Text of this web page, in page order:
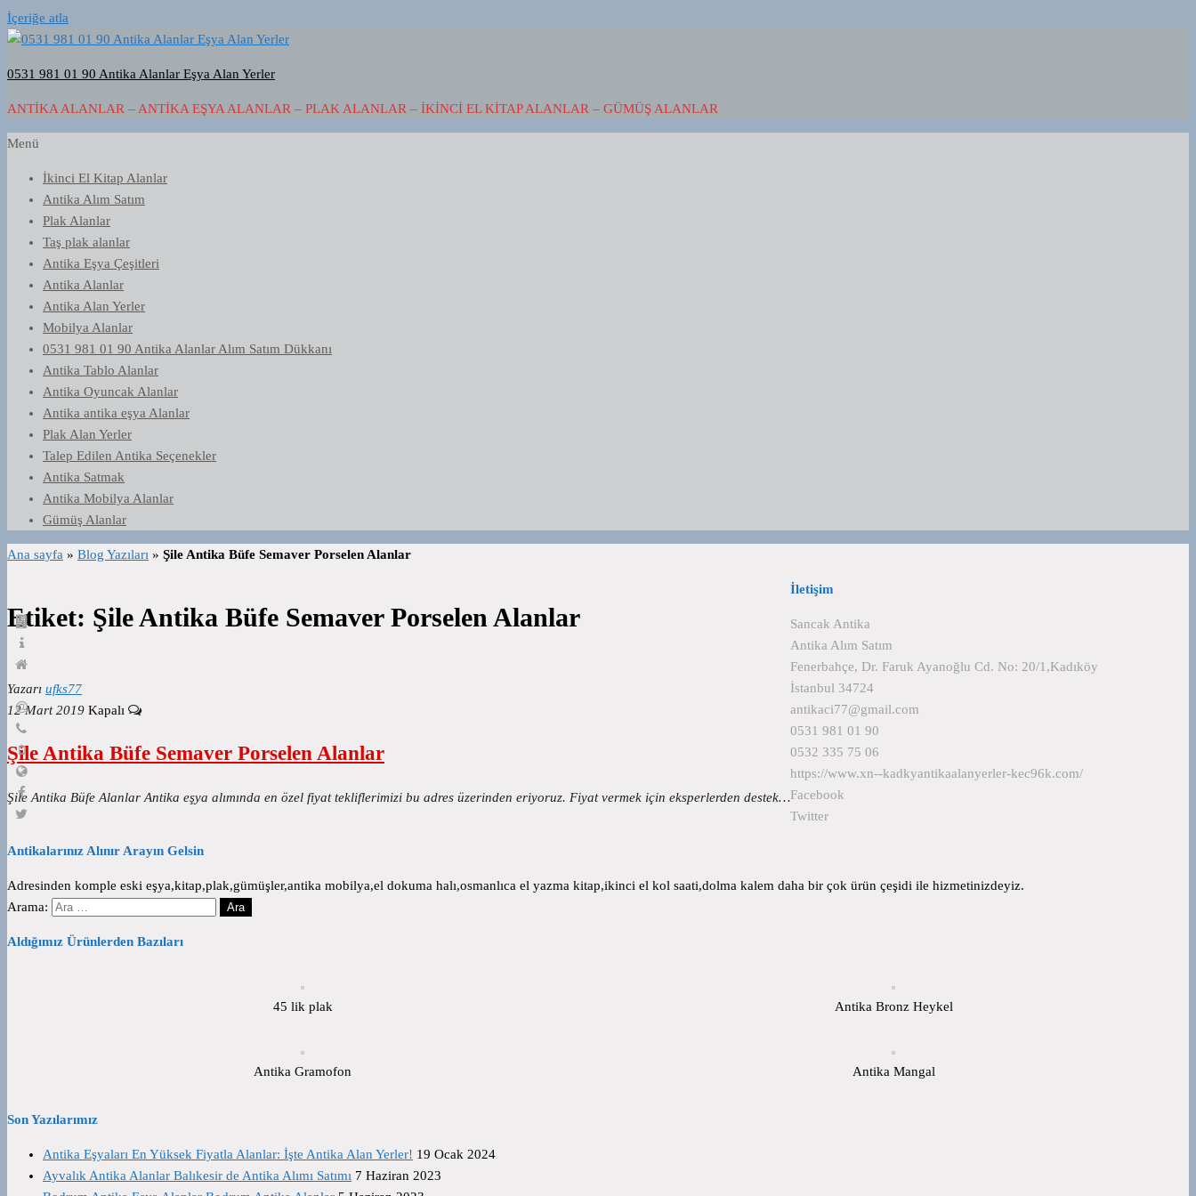
İçeriğe atla
0531 981 01 90 Antika Alanlar Eşya Alan Yerler
ANTIKA ALANLAR – ANTIKA EŞYA ALANLAR – PLAK ALANLAR – İKINCI EL KITAP ALANLAR – GÜMÜŞ ALANLAR
Menü
İkinci El Kitap Alanlar
Antika Alım Satım
Plak Alanlar
Taş plak alanlar
Antika Eşya Çeşitleri
Antika Alanlar
Antika Alan Yerler
Mobilya Alanlar
0531 981 01 90 Antika Alanlar Alım Satım Dükkanı
Antika Tablo Alanlar
Antika Oyuncak Alanlar
Antika antika eşya Alanlar
Plak Alan Yerler
Talep Edilen Antika Seçenekler
Antika Satmak
Antika Mobilya Alanlar
Gümüş Alanlar
Ana sayfa » Blog Yazıları » Şile Antika Büfe Semaver Porselen Alanlar
Etiket: Şile Antika Büfe Semaver Porselen Alanlar
Yazarı ufks77
12 Mart 2019 Kapalı
Şile Antika Büfe Semaver Porselen Alanlar
Şile Antika Büfe Alanlar Antika eşya alımında en özel fiyat tekliflerimizi bu adres üzerinden eriyoruz. Fiyat vermek için eksperlerden destek…
İletişim
Sancak Antika
Antika Alım Satım
Fenerbahçe, Dr. Faruk Ayanoğlu Cd. No: 20/1,Kadıköy
İstanbul 34724
antikaci77@gmail.com
0531 981 01 90
0532 335 75 06
https://www.xn--kadkyantikaalanyerler-kec96k.com/
Facebook
Twitter
Antikalarınız Alınır Arayın Gelsin
Adresinden komple eski eşya,kitap,plak,gümüşler,antika mobilya,el dokuma halı,osmanlıca el yazma kitap,ikinci el kol saati,dolma kalem daha bir çok ürün çeşidi ile hizmetinizdeyiz.
Arama:
Aldığımız Ürünlerden Bazıları
45 lik plak Antika Bronz Heykel
Antika Gramofon Antika Mangal
Son Yazılarımız
Antika Eşyaları En Yüksek Fiyatla Alanlar: İşte Antika Alan Yerler! 19 Ocak 2024
Ayvalık Antika Alanlar Balıkesir de Antika Alımı Satımı 7 Haziran 2023